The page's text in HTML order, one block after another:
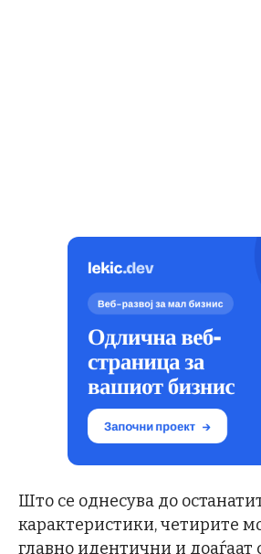
Што се однесува до
карактеристики, четирите
главно идентични и доаѓаат